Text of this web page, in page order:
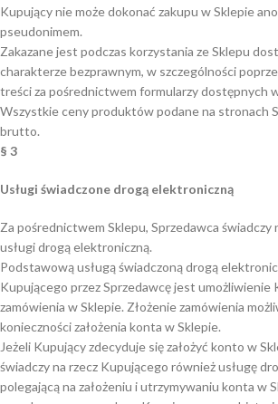
Kupujący nie może dokonać zakupu w Sklepie
pseudonimem.
Zakazane jest podczas korzystania ze Sklepu
charakterze bezprawnym, w szczególności
treści za pośrednictwem formularzy dostępnych
Wszystkie ceny produktów podane na stronach
brutto.
§ 3
Usługi świadczone drogą elektroniczną
Za pośrednictwem Sklepu, Sprzedawca świadczy
usługi drogą elektroniczną.
Podstawową usługą świadczoną drogą
Kupującego przez Sprzedawcę jest umożliwienie
zamówienia w Sklepie. Złożenie zamówienia
konieczności założenia konta w Sklepie.
Jeżeli Kupujący zdecyduje się założyć konto w
świadczy na rzecz Kupującego również usługę
polegającą na założeniu i utrzymywaniu konta w